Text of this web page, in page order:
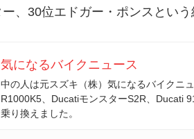
ー
、30位エドガー・ポンスという
気になるバイクニュース
中の人は元スズキ（株）気になるバイクニ
R1000K5、DucatiモンスターS2R、Ducati
乗り換えました。